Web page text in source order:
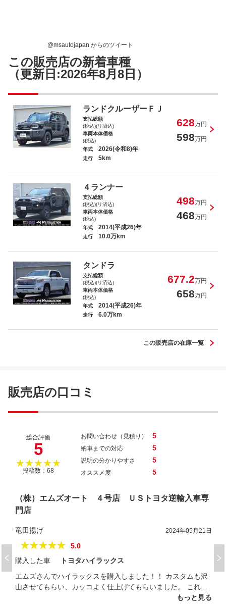
@msautojapan からのツイート
この販売店の新着車種
（更新日:2026年8月8日）
ランドクルーザーＦＪ
支払総額
(税込)(リ済込)
628万円
車両本体価格
(税込)
598万円
年式 2026(令和8)年
走行 5km
４ランナー
支払総額
(税込)(リ済込)
498万円
車両本体価格
(税込)
468万円
年式 2014(平成26)年
走行 10.0万km
タンドラ
支払総額
(税込)(リ済込)
677.2万円
車両本体価格
(税込)
658万円
年式 2014(平成26)年
走行 6.0万km
この販売店の在庫一覧
販売店の口コミ
総合評価
5
★★★★★
投稿数：68
お問い合わせ（見積り） 5
納車までの対応 5
説明の分かりやすさ 5
オススメ度 5
（株）エムズオート ４号店 ＵＳトヨタ逆輸入車専
門店
竜田揚げ 2024年05月21日
★★★★★
5.0
購入した車
トヨタハイラックス
エムズさんでハイラックスを購入しました！！ カスタムも沢
山させてもらい、カッコよく仕上げてもらいました。 これか
もっと見る